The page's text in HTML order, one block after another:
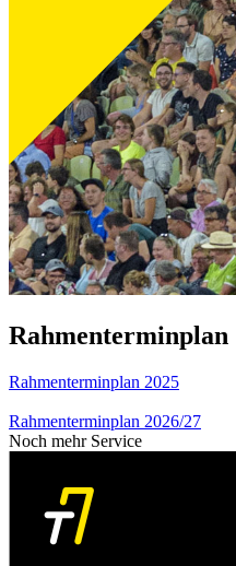
Rahmenterminplan
Rahmenterminplan 2025
Rahmenterminplan 2026/27
Noch mehr Service